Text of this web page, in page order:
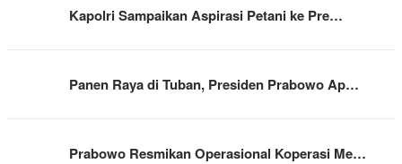
Kapolri Sampaikan Aspirasi Petani ke Pre…
Panen Raya di Tuban, Presiden Prabowo Ap…
Prabowo Resmikan Operasional Koperasi Me…